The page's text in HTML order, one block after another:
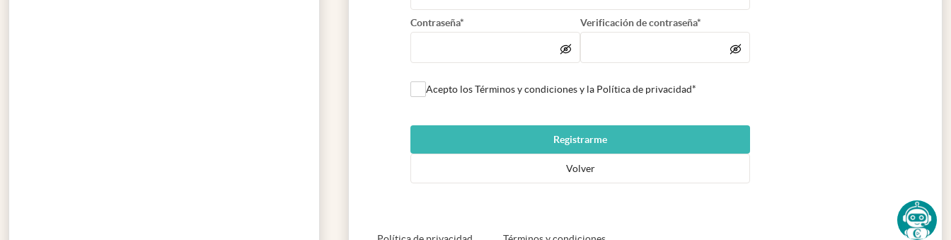
Contraseña* Verificación de contraseña*
Acepto los Términos y condiciones y la Política de privacidad*
Registrarme
Volver